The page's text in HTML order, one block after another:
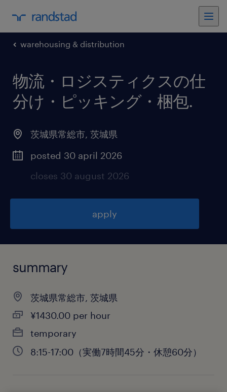
warehousing & distribution
物流・ロジスティクスの仕
分け・ピッキング・梱包.
茨城県常総市, 茨城県
posted 30 april 2026
closes 30 august 2026
apply
summary
茨城県常総市, 茨城県
¥1430.00 per hour
temporary
8:15-17:00（実働7時間45分・休憩60分）